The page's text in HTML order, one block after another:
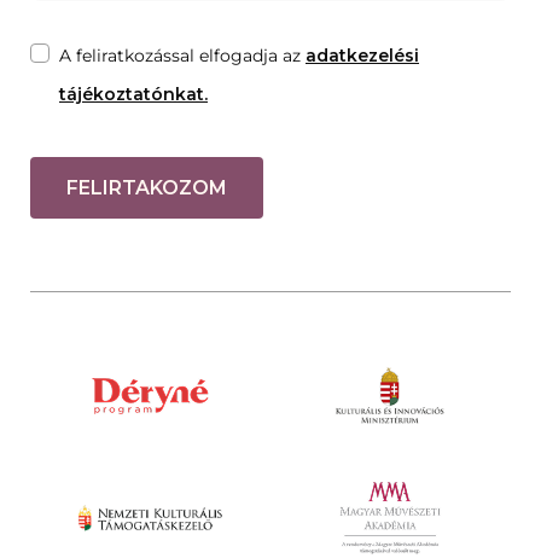
A feliratkozással elfogadja az adatkezelési
tájékoztatónkat.
FELIRTAKOZOM